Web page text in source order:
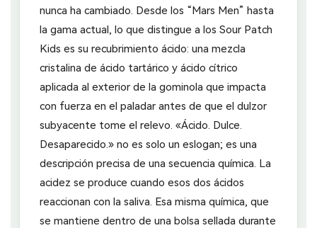
nunca ha cambiado. Desde los “Mars Men” hasta
la gama actual, lo que distingue a los Sour Patch
Kids es su recubrimiento ácido: una mezcla
cristalina de ácido tartárico y ácido cítrico
aplicada al exterior de la gominola que impacta
con fuerza en el paladar antes de que el dulzor
subyacente tome el relevo. «Ácido. Dulce.
Desaparecido.» no es solo un eslogan; es una
descripción precisa de una secuencia química. La
acidez se produce cuando esos dos ácidos
reaccionan con la saliva. Esa misma química, que
se mantiene dentro de una bolsa sellada durante